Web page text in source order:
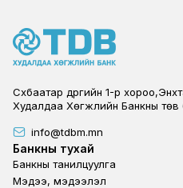
Сүхбаатар дүүргийн 1-р
Худалдаа Хөгжлийн Банкны төв
info@tdbm.mn
Footer
Банкны тухай
Банкны танилцуулга
Мэдээ, мэдээлэл